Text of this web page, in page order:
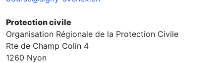
Protection civile
Organisation Régionale de la Protection Civile
Rte de Champ Colin 4
1260 Nyon